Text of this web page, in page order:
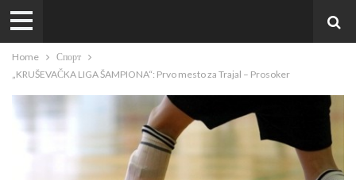
Home
Спорт
„KRUŠEVAČKA LIGA ŠAMPIONA“: Prvo mesto za Trajal – Prosoker